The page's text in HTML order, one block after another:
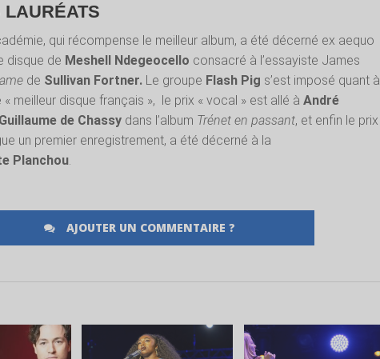
LAURÉATS
qui récompense le meilleur album, a été décerné ex aequo
disque de Meshell Ndegeocello consacré à l’essayiste James
de Sullivan Fortner. Le groupe Flash Pig s’est imposé quant à
meilleur disque français », le prix « vocal » est allé àAndré
Guillaume de Chassy dans l’album Trénet en passant, et enfin le prix
un premier enregistrement, a été décerné à la
Planchou
AJOUTER UN COMMENTAIRE ?